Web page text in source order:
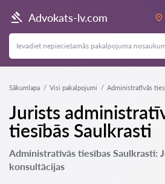
Advokats-lv.com
Sākumlapa Visi pakalpojumi Administratīvās
Jurists
tiesībās Saulkrasti
Administratīvās tiesības Saulkrasti:
konsultācijas